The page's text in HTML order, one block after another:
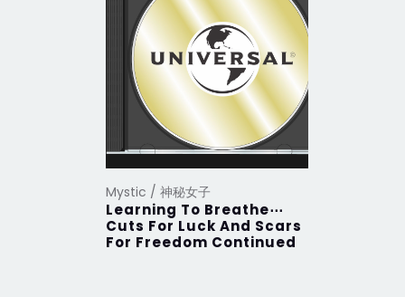
Mystic / 神秘女子
Learning To Breathe⋯
Cuts For Luck And Scars
For Freedom Continued